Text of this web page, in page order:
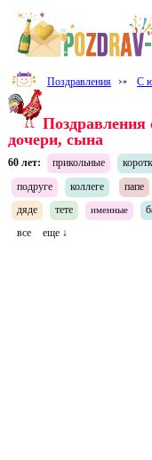
Поздравления ⤐ С
Поздравления
дочери, сына
60 лет: прикольные
подруге
коллеге папе
дяде
тете именные
все
еще ↓